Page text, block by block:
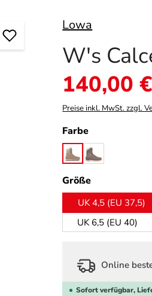
Lowa
W's
Verkaufspreis:
140,00 €
Preise inkl. MwSt. zzgl.
Farbeauswählen
dune/terrastein/biscuit
Größeauswählen
UK 4,5 (EU 37,5)
UK 6,5 (EU 40)
Online
Sofort verfügbar,